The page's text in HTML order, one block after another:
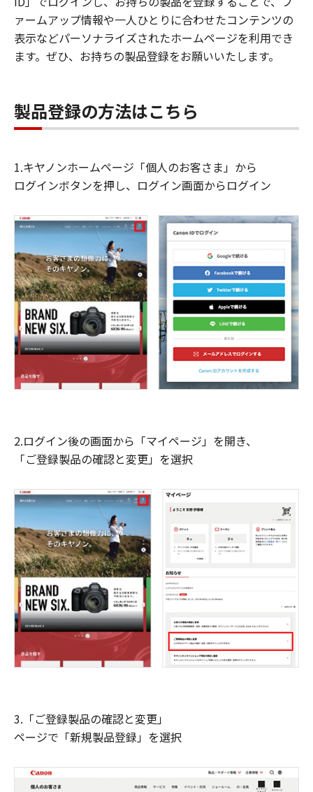
ァームアップ情報や一人ひとりに合わせたコンテンツの
表示などパーソナライズされたホームページを利用でき
ます。ぜひ、お持ちの製品登録をお願いいたします。
製品登録の方法はこちら
1.キヤノンホームページ「個人のお客さま」から
ログインボタンを押し、ログイン画面からログイン
2.ログイン後の画面から「マイページ」を開き、
「ご登録製品の確認と変更」を選択
3.「ご登録製品の確認と変更」
ページで「新規製品登録」を選択